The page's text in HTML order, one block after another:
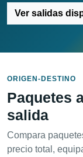
Ver salidas
ORIGEN-DESTINO
Paquetes
salida
Compara
precio total,